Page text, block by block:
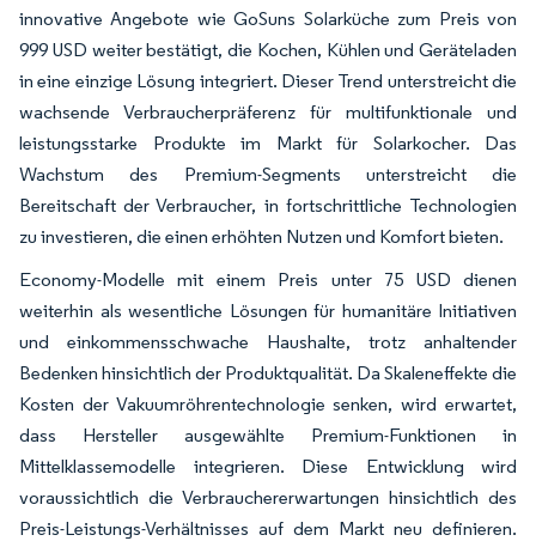
innovative Angebote wie GoSuns Solarküche zum Preis von
999 USD weiter bestätigt, die Kochen, Kühlen und Geräteladen
in eine einzige Lösung integriert. Dieser Trend unterstreicht die
wachsende Verbraucherpräferenz für multifunktionale und
leistungsstarke Produkte im Markt für Solarkocher. Das
Wachstum des Premium-Segments unterstreicht die
Bereitschaft der Verbraucher, in fortschrittliche Technologien
zu investieren, die einen erhöhten Nutzen und Komfort bieten.
Economy-Modelle mit einem Preis unter 75 USD dienen
weiterhin als wesentliche Lösungen für humanitäre Initiativen
und einkommensschwache Haushalte, trotz anhaltender
Bedenken hinsichtlich der Produktqualität. Da Skaleneffekte die
Kosten der Vakuumröhrentechnologie senken, wird erwartet,
dass Hersteller ausgewählte Premium-Funktionen in
Mittelklassemodelle integrieren. Diese Entwicklung wird
voraussichtlich die Verbrauchererwartungen hinsichtlich des
Preis-Leistungs-Verhältnisses auf dem Markt neu definieren.